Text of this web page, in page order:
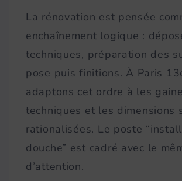
La rénovation est pensée
enchaînement logique :
techniques, préparation des
pose puis finitions. À Paris
adaptons cet ordre à les
techniques et les dimensions
rationalisées. Le poste
douche” est cadré avec le
d’attention.